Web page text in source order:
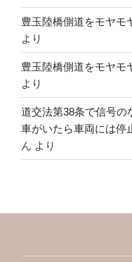
豊玉陸橋側道をモヤモ
より
豊玉陸橋側道をモヤモ
より
道交法第38条で信号の
車がいたら車両には停
ん より